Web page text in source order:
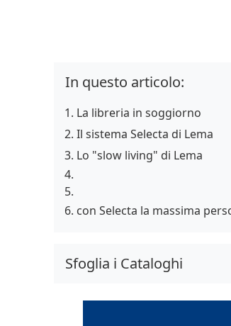
In questo articolo:
La libreria in soggiorno
Il sistema Selecta di Lema
Lo "slow living" di Lema
con Selecta la massima
Sfoglia i Cataloghi